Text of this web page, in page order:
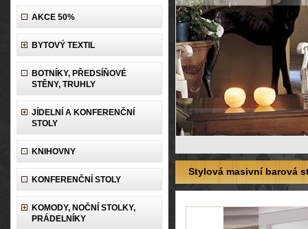
AKCE 50%
BYTOVÝ TEXTIL
BOTNÍKY, PŘEDSÍŇOVÉ
STĚNY, TRUHLY
JÍDELNÍ A KONFERENČNÍ
STOLY
KNIHOVNY
KONFERENČNÍ STOLY
KOMODY, NOČNÍ STOLKY,
PRÁDELNÍKY
Stylová masivní barová